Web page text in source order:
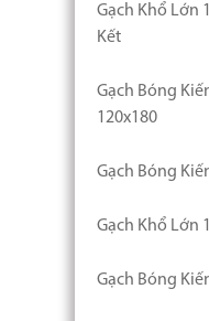
Gạch Khổ Lớn
Kết
Gạch Bóng
120x180
Gạch Bóng
Gạch Khổ Lớn
Gạch Bóng